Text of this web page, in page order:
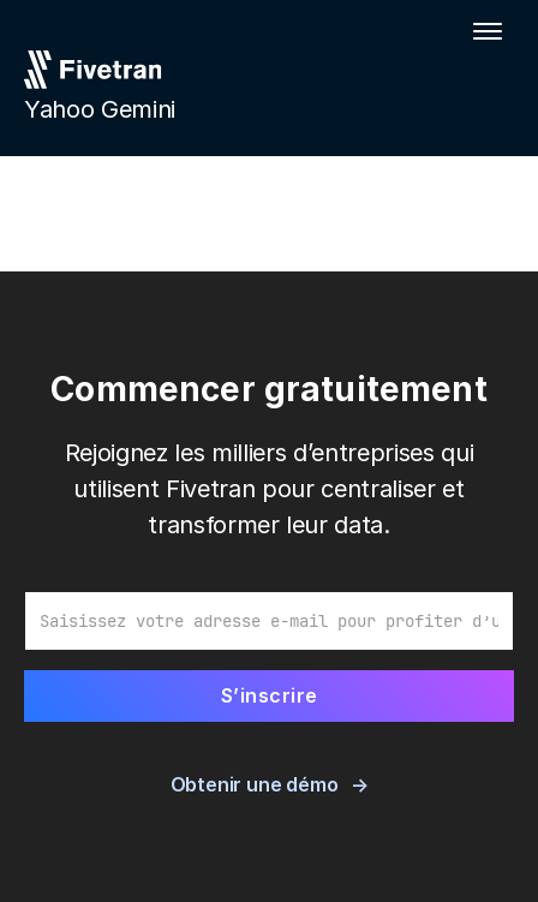
Yahoo Gemini
Commencer gratuitement
Rejoignez les milliers d’entreprises qui
utilisent Fivetran pour centraliser et
transformer leur data.
Obtenir une démo